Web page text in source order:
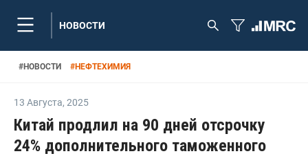
НОВОСТИ
#НОВОСТИ #НЕФТЕХИМИЯ
13 Августа, 2025
Китай продлил на 90 дней отсрочку
24% дополнительного таможенного